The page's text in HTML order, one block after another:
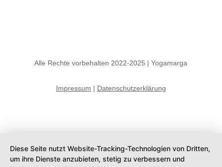
Alle Rechte vorbehalten 2022-2025 | Yogamarga
Impressum | Datenschutzerklärung
Diese Seite nutzt Website-Tracking-Technologien von Dritten,
um ihre Dienste anzubieten, stetig zu verbessern und